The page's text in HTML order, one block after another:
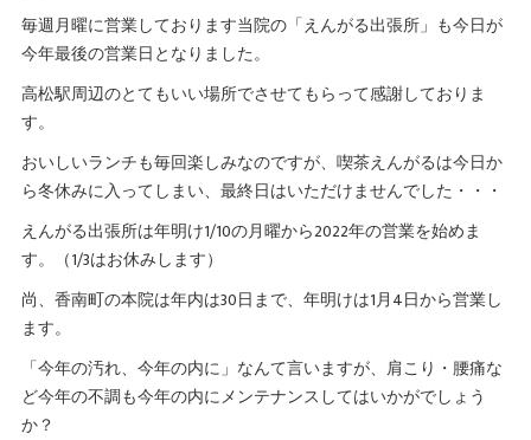
毎週月曜に営業しております当院の「えんがる出張所」も今日が
今年最後の営業日となりました。
高松駅周辺のとてもいい場所でさせてもらって感謝しておりま
す。
おいしいランチも毎回楽しみなのですが、喫茶えんがるは今日か
ら冬休みに入ってしまい、最終日はいただけませんでした・・・
えんがる出張所は年明け1/10の月曜から2022年の営業を始めま
す。（1/3はお休みします）
尚、香南町の本院は年内は30日まで、年明けは1月4日から営業し
ます。
「今年の汚れ、今年の内に」なんて言いますが、肩こり・腰痛な
ど今年の不調も今年の内にメンテナンスしてはいかがでしょう
か？